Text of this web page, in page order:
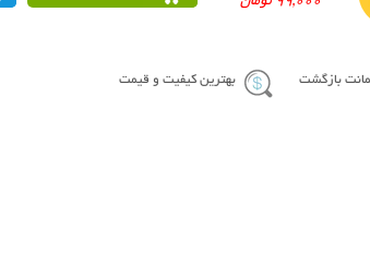
بازگشت بهترین کیفیت و قیمت